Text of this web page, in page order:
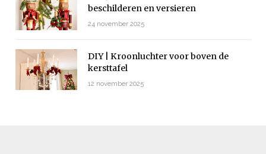
beschilderen en versieren
24 november 2025
DIY | Kroonluchter voor boven de
kersttafel
12 november 2025